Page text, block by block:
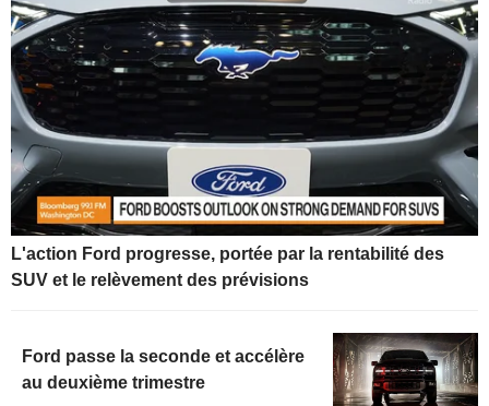
L'action Ford progresse, portée par la rentabilité des
SUV et le relèvement des prévisions
Ford passe la seconde et accélère
au deuxième trimestre